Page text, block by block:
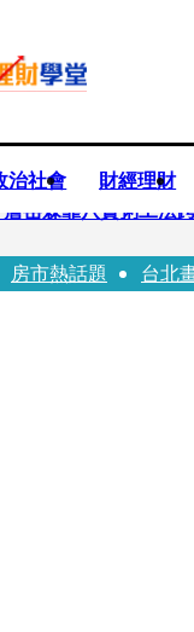
治社會 財經理財
岳霖靠八寶粥工
亡...「背20公斤水
房市熱話題 台北